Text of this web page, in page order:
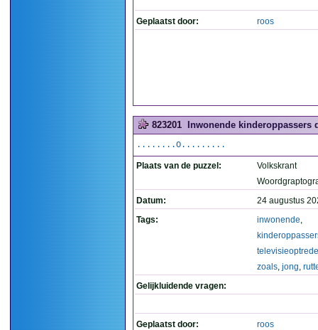
Geplaatst door: roos
823201 Inwonende kinderoppassers
........O.........
Plaats van de puzzel:
Volkskrant
Datum:
24 augustus
Tags:
inwonende,
zoals, jong,
Gelijkluidende vragen:
Geplaatst door: roos